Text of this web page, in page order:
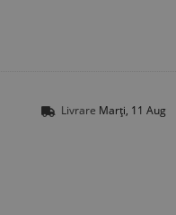
Livrare Marți, 11 Aug